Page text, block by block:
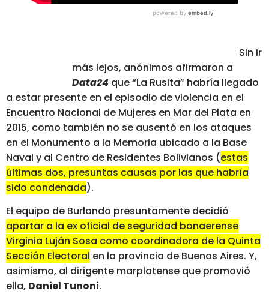
Sin ir
más lejos, anónimos afirmaron a
Data24 que “La Rusita” habría llegado
a estar presente en el episodio de violencia en el
Encuentro Nacional de Mujeres en Mar del Plata en
2015, como también no se ausentó en los ataques
en el Monumento a la Memoria ubicado a la Base
Naval y al Centro de Residentes Bolivianos (estas
últimas dos, presuntas causas por las que habría
sido condenada).
El equipo de Burlando presuntamente decidió
apartar a la ex oficial de seguridad bonaerense
Virginia Luján Sosa como coordinadora de la Quinta
Sección Electoral en la provincia de Buenos Aires. Y,
asimismo, al dirigente marplatense que promovió
ella, Daniel Tunoni.